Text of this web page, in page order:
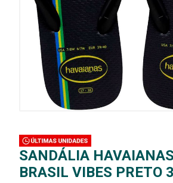
SANDÁLIA
BRASIL VIBES PRETO